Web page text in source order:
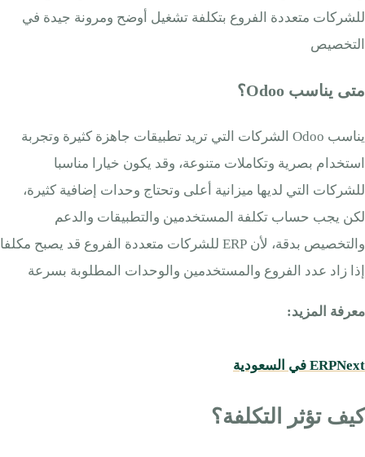
للشركات متعددة الفروع بتكلفة تشغيل أوضح ومرونة جيدة في
التخصيص
متى يناسب Odoo؟
يناسب Odoo الشركات التي تريد تطبيقات جاهزة كثيرة وتجربة
استخدام بصرية وتكاملات متنوعة، وقد يكون خيارا مناسبا
للشركات التي لديها ميزانية أعلى وتحتاج وحدات إضافية كثيرة،
لكن يجب حساب تكلفة المستخدمين والتطبيقات والدعم
والتخصيص بدقة، لأن ERP للشركات متعددة الفروع قد يصبح مكلفا
إذا زاد عدد الفروع والمستخدمين والوحدات المطلوبة بسرعة
معرفة المزيد:
ERPNext في السعودية
كيف تؤثر التكلفة؟